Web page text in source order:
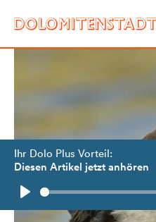
Ihr Dolo Plus Vorteil:
Diesen Artikel jetzt anhören
Play